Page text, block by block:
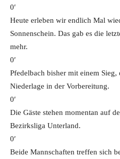
0′
Heute erleben wir endlich Mal
Sonnenschein. Das gab es die
mehr.
0′
Pfedelbach bisher mit einem
Niederlage in der Vorbereitung.
0′
Die Gäste stehen momentan auf
Bezirksliga Unterland.
0′
Beide Mannschaften treffen sich